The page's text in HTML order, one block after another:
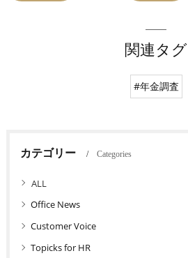
関連タグ
#年金調査
カテゴリー Categories
全てのカテゴリー
Office News
Customer Voice
Topicks for HR